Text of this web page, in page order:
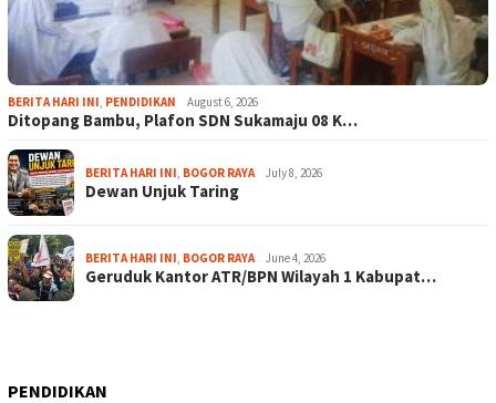
BERITA HARI INI, PENDIDIKAN August 6, 2026
Ditopang Bambu, Plafon SDN Sukamaju 08 K…
BERITA HARI INI, BOGOR RAYA July 8, 2026
Dewan Unjuk Taring
BERITA HARI INI, BOGOR RAYA June 4, 2026
Geruduk Kantor ATR/BPN Wilayah 1 Kabupat…
PENDIDIKAN